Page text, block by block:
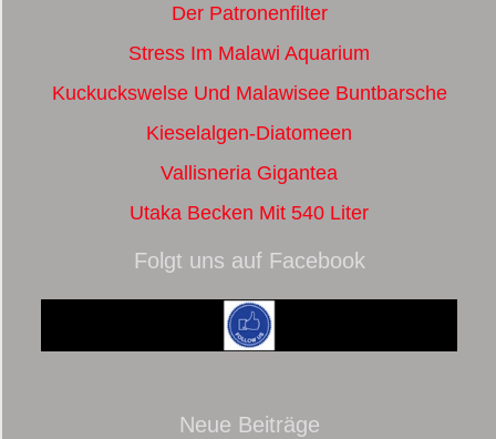
Der Patronenfilter
Stress Im Malawi Aquarium
Kuckuckswelse Und Malawisee Buntbarsche
Kieselalgen-Diatomeen
Vallisneria Gigantea
Utaka Becken Mit 540 Liter
Folgt uns auf Facebook
Neue Beiträge